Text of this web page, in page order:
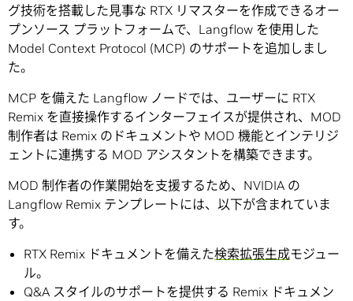
グ技術を搭載した見事な RTX リマスターを作成できるオー
プンソース プラットフォームで、Langflow を使用した
Model Context Protocol (MCP) のサポートを追加しまし
た。
MCP を備えた Langflow ノードでは、ユーザーに RTX
Remix を直接操作するインターフェイスが提供され、MOD
制作者は Remix のドキュメントや MOD 機能とインテリジ
ェントに連携する MOD アシスタントを構築できます。
MOD 制作者の作業開始を支援するため、NVIDIA の
Langflow Remix テンプレートには、以下が含まれていま
す。
RTX Remix ドキュメントを備えた検索拡張生成モジュー
ル。
Q&A スタイルのサポートを提供する Remix ドキュメン